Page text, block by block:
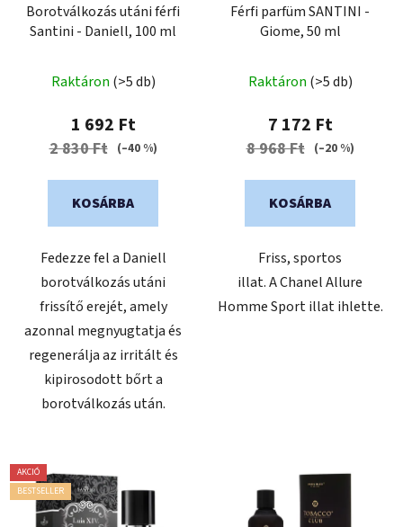
Borotválkozás utáni férfi
Santini - Daniell, 100 ml
Raktáron (>5 db)
1 692 Ft
2 830 Ft (–40 %)
KOSÁRBA
Fedezze fel a Daniell
borotválkozás utáni
frissítő erejét, amely
azonnal megnyugtatja és
regenerálja az irritált és
kipirosodott bőrt a
borotválkozás után.
Férfi parfüm SANTINI -
Giome, 50 ml
termék
átlagos
értékelése
0,0
Raktáron (>5 db)
7 172 Ft
8 968 Ft (–20 %)
KOSÁRBA
Friss, sportos
illat. A Chanel Allure
Homme Sport illat ihlette.
AKCIÓ
BESTSELLER